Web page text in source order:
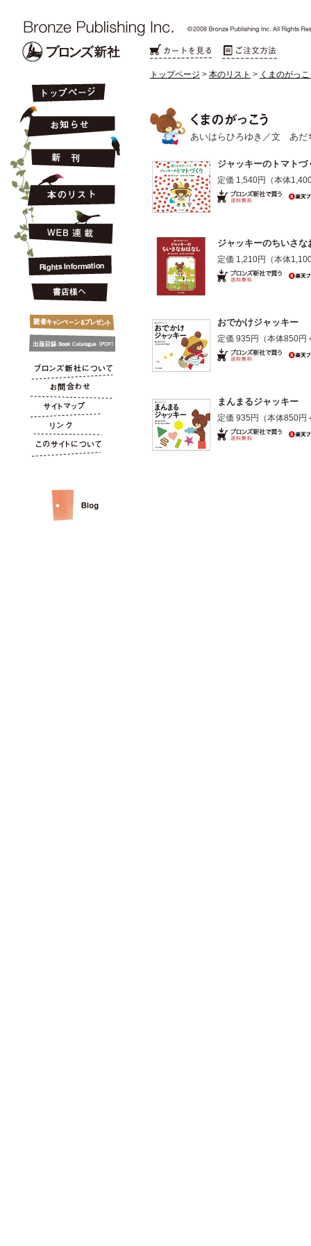
トップページ > 本のリスト > くまのがっ
あいはらひろゆき／文 あだ
ジャッキーのトマトづ
定価 1,540円 （本体
ジャッキーのちいさな
定価 1,210円 （本体
おでかけジャッキー
定価 935円 （本体850円
まんまるジャッキー
定価 935円 （本体850円